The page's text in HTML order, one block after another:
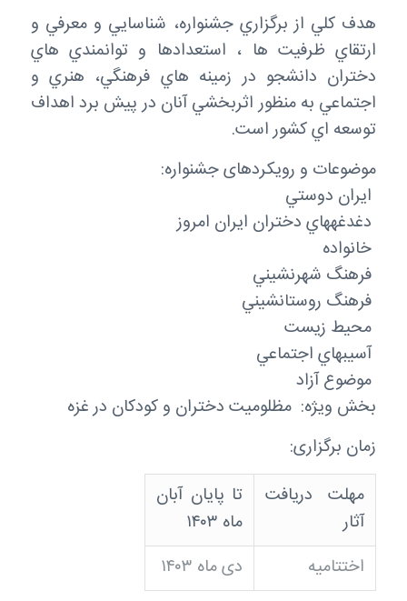
هدف کلي از برگزاري جشنواره، شناسایي و معرفي و
ارتقاي ظرفیت ها ، استعدادها و توانمندي هاي
دختران دانشجو در زمینه هاي فرهنگي، هنري و
اجتماعي به منظور اثربخشي آنان در پیش برد اهداف
توسعه اي کشور است.
موضوعات و رویکردهای جشنواره:
 ایران دوستي
 دغدغههاي دختران ایران امروز
 خانواده
 فرهنگ شهرنشیني
 فرهنگ روستانشیني
 محیط زیست
 آسیبهاي اجتماعي
 موضوع آزاد
بخش ویژه: مظلومیت دختران و کودکان در غزه
زمان برگزاری:
مهلت دریافت
آثار
تا پایان آبان
ماه ۱۴۰۳
اختتامیه
دی ماه ۱۴۰۳